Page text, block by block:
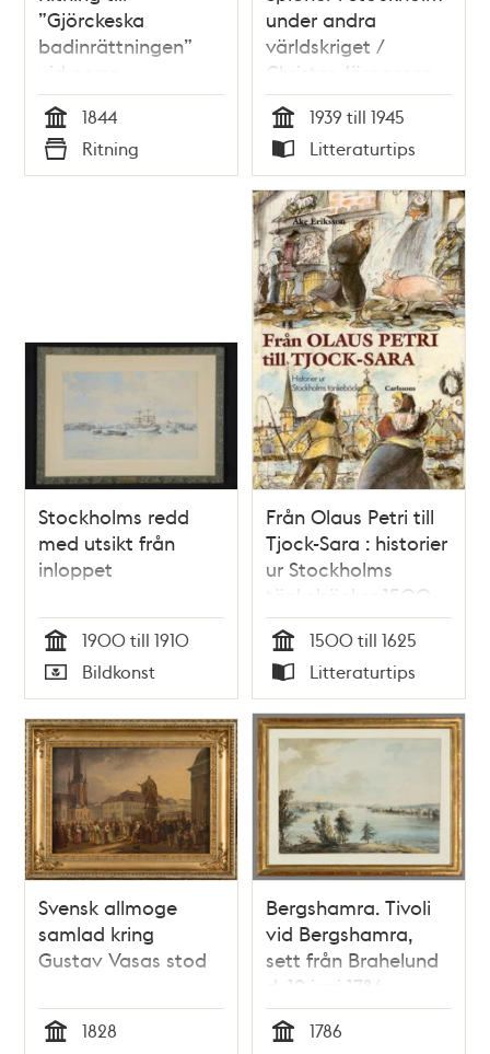
”Gjörckeska
badinrättningen”
vid norra
Riddarholmen 1844
Tid
1844
Typ
Ritning
under andra
världskriget /
Christer Jörgensen
Tid
1939 till 1945
Typ
Litteraturtips
Stockholms redd
med utsikt från
inloppet
Tid
1900 till 1910
Typ
Bildkonst
Från Olaus Petri till
Tjock-Sara : historier
ur Stockholms
tänkeböcker 1500-
1625 / Åke Eriksson
Tid
1500 till 1625
Typ
Litteraturtips
Svensk allmoge
samlad kring
Gustav Vasas stod
1828
Bergshamra. Tivoli
vid Bergshamra,
sett från Brahelund
d. 19 juni 1786
1786